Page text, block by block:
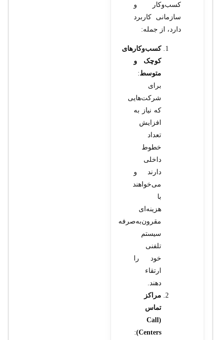
کسب‌وکار و
سازمانی کاربرد
دارد، از جمله:
کسب‌وکارهای
کوچک و
متوسط:
برای
شرکت‌هایی
که نیاز به
افزایش
تعداد
خطوط
داخلی
دارند و
می‌خواهند
با
هزینه‌ای
مقرون‌به‌صرفه
سیستم
تلفنی
خود را
ارتقاء
دهند.
مراکز
تماس
(Call
Centers)
: